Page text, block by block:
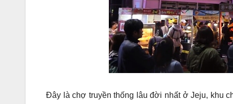
Đây là chợ truyền thống lâu đời nhất ở Jeju, khu